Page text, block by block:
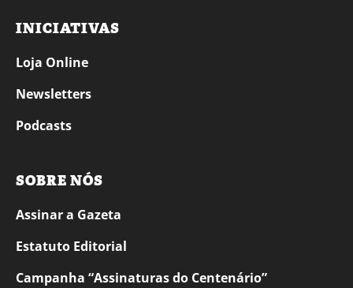
INICIATIVAS
Loja Online
Newsletters
Podcasts
SOBRE NÓS
Assinar a Gazeta
Estatuto Editorial
Campanha “Assinaturas do Centenário”